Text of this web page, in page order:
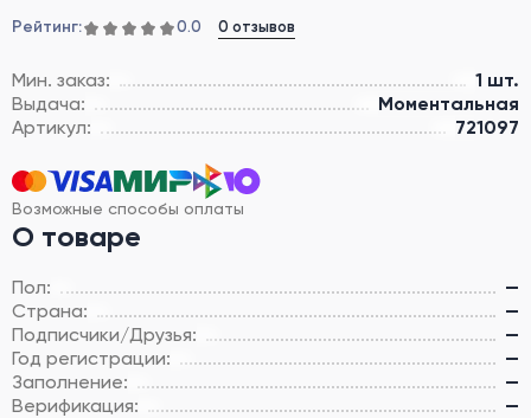
Рейтинг: 0.0 0 отзывов
Мин. заказ:
1 шт.
Выдача:
Моментальная
Артикул:
721097
Возможные способы оплаты
О товаре
Пол:
—
Страна:
—
Подписчики/Друзья:
—
Год регистрации:
—
Заполнение:
—
Верификация:
—